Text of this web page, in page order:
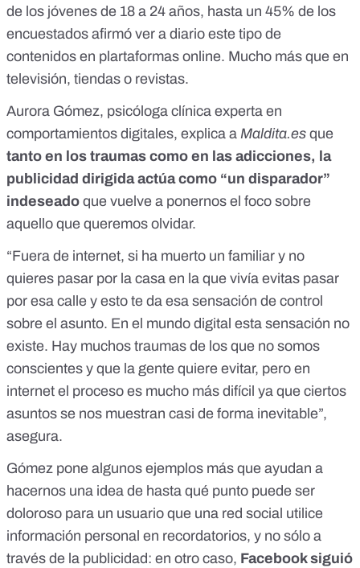
de los jóvenes de 18 a 24 años, hasta un 45% de los
encuestados afirmó ver a diario este tipo de
contenidos en plartaformas online. Mucho más que en
televisión, tiendas o revistas.
Aurora Gómez, psicóloga clínica experta en
comportamientos digitales, explica a Maldita.es que
tanto en los traumas como en las adicciones, la
publicidad dirigida actúa como “un disparador”
indeseado que vuelve a ponernos el foco sobre
aquello que queremos olvidar.
“Fuera de internet, si ha muerto un familiar y no
quieres pasar por la casa en la que vivía evitas pasar
por esa calle y esto te da esa sensación de control
sobre el asunto. En el mundo digital esta sensación no
existe. Hay muchos traumas de los que no somos
conscientes y que la gente quiere evitar, pero en
internet el proceso es mucho más difícil ya que ciertos
asuntos se nos muestran casi de forma inevitable”,
asegura.
Gómez pone algunos ejemplos más que ayudan a
hacernos una idea de hasta qué punto puede ser
doloroso para un usuario que una red social utilice
información personal en recordatorios, y no sólo a
través de la publicidad: en otro caso, Facebook siguió